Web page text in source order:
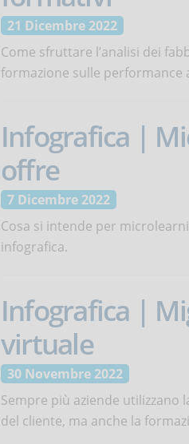
21 Dicembre 2022
Come sfruttare l’analisi dei
formazione sulle performance
Infografica |
offre
7 Dicembre 2022
Cosa si intende per
infografica.
Infografica |
virtuale
30 Novembre 2022
Sempre più aziende utilizzano
del cliente, ma anche la